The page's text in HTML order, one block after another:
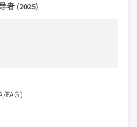
者 (2025)
）